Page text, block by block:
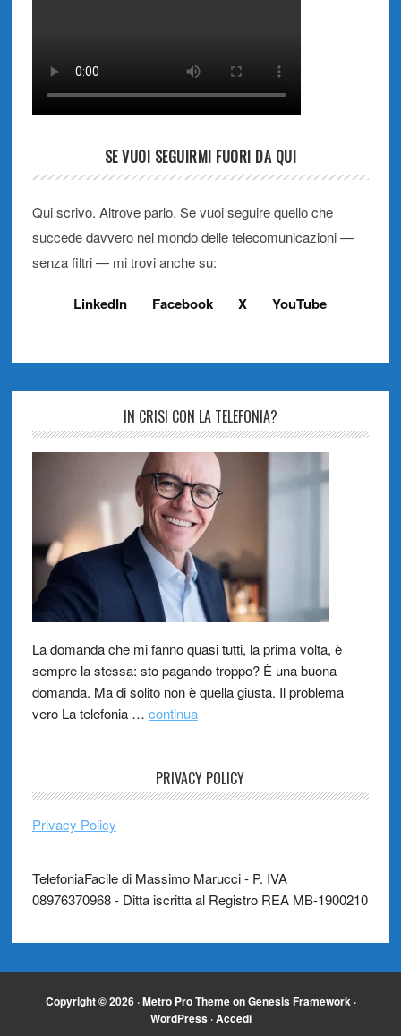
SE VUOI SEGUIRMI FUORI DA QUI
Qui scrivo. Altrove parlo. Se vuoi seguire quello che
succede davvero nel mondo delle telecomunicazioni —
senza filtri — mi trovi anche su:
LinkedIn Facebook X YouTube
IN CRISI CON LA TELEFONIA?
La domanda che mi fanno quasi tutti, la prima volta, è
sempre la stessa: sto pagando troppo? È una buona
domanda. Ma di solito non è quella giusta. Il problema
vero La telefonia … continua
PRIVACY POLICY
Privacy Policy
TelefoniaFacile di Massimo Marucci - P. IVA
08976370968 - Ditta iscritta al Registro REA MB-1900210
Copyright © 2026 ·Metro Pro ThemeonGenesis Framework·
WordPress·Accedi